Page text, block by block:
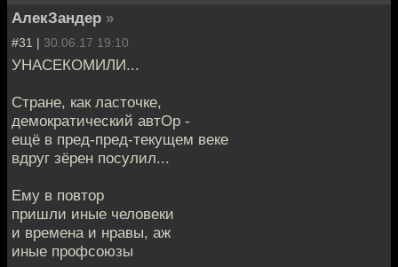
АлекЗандер »
#31 | 30.06.17 19:10
УНАСЕКОМИЛИ...
Стране, как ласточке,
демократический автОр -
ещё в пред-пред-текущем веке
вдруг зёрен посулил...
Ему в повтор
пришли иные человеки
и времена и нравы, аж
иные профсоюзы